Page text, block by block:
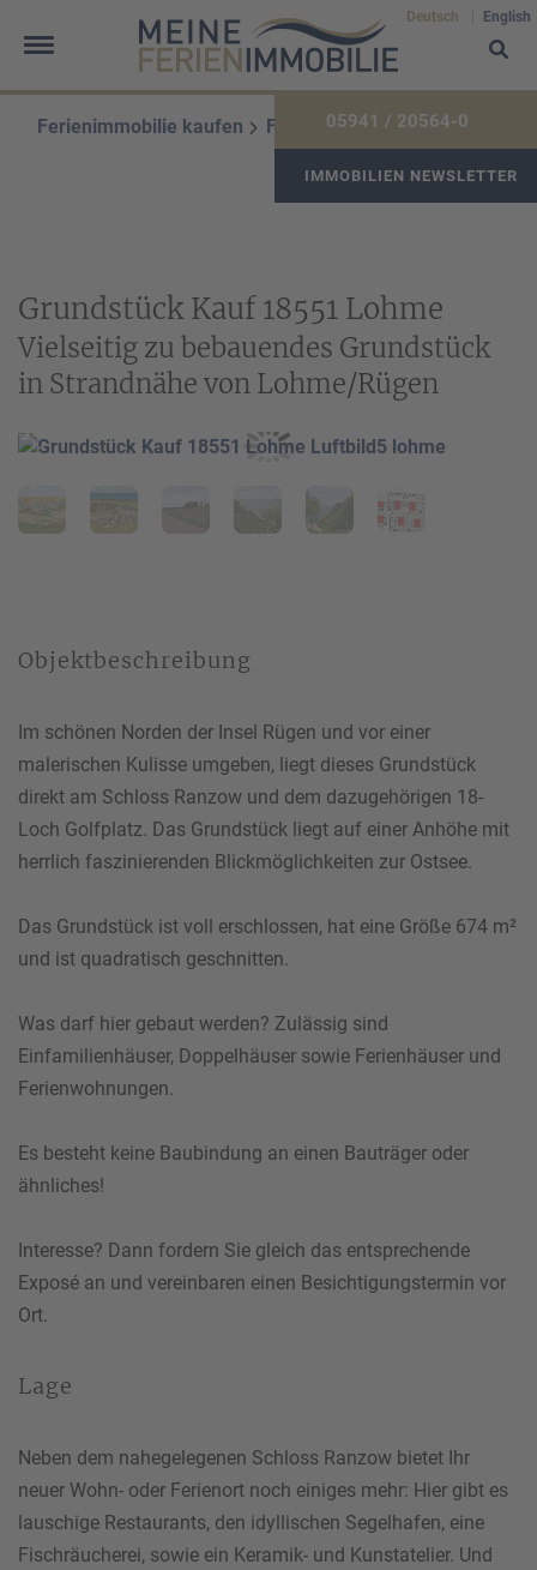
Deutsch English
05941 / 20564-0
IMMOBILIEN NEWSLETTER
Ihr Vorname*
Ihr Nachname*
Ihre E-Mail-Adresse*
Ihre Nachricht an uns
Bitte beachten Sie unsereHinweise zum Datenschutz
Ich habe die Datenschutzhinweise gelesen.*
Ferienimmobilie kaufen Ferienimmobiliensuche
Grundstück Kauf 18551 Lohme
Vielseitig zu bebauendes Grundstück
in Strandnähe von Lohme/Rügen
Objektbeschreibung
Im schönen Norden der Insel Rügen und vor einer
malerischen Kulisse umgeben, liegt dieses Grundstück
direkt am Schloss Ranzow und dem dazugehörigen 18-
Loch Golfplatz. Das Grundstück liegt auf einer Anhöhe mit
herrlich faszinierenden Blickmöglichkeiten zur Ostsee.
Das Grundstück ist voll erschlossen, hat eine Größe 674 m²
und ist quadratisch geschnitten.
Was darf hier gebaut werden? Zulässig sind
Einfamilienhäuser, Doppelhäuser sowie Ferienhäuser und
Ferienwohnungen.
Es besteht keine Baubindung an einen Bauträger oder
ähnliches!
Interesse? Dann fordern Sie gleich das entsprechende
Exposé an und vereinbaren einen Besichtigungstermin vor
Ort.
Lage
Neben dem nahegelegenen Schloss Ranzow bietet Ihr
neuer Wohn- oder Ferienort noch einiges mehr: Hier gibt es
lauschige Restaurants, den idyllischen Segelhafen, eine
Fischräucherei, sowie ein Keramik- und Kunstatelier. Und